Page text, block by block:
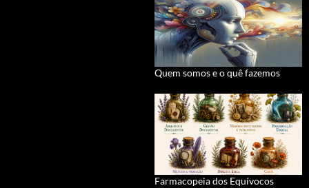
Quem somos e o quê fazemos
Farmacopeia dos Equívocos